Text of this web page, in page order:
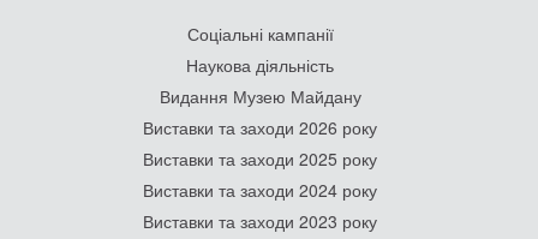
Соціальні кампанії
Наукова діяльність
Видання Музею Майдану
Виставки та заходи 2026 року
Виставки та заходи 2025 року
Виставки та заходи 2024 року
Виставки та заходи 2023 року